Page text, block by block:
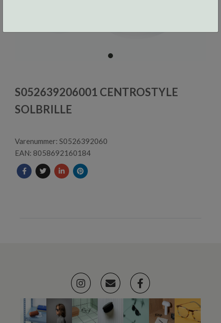
item
of
1
S052639206001 CENTROSTYLE
SOLBRILLE
Varenummer: S0526392060
EAN: 8058692160184